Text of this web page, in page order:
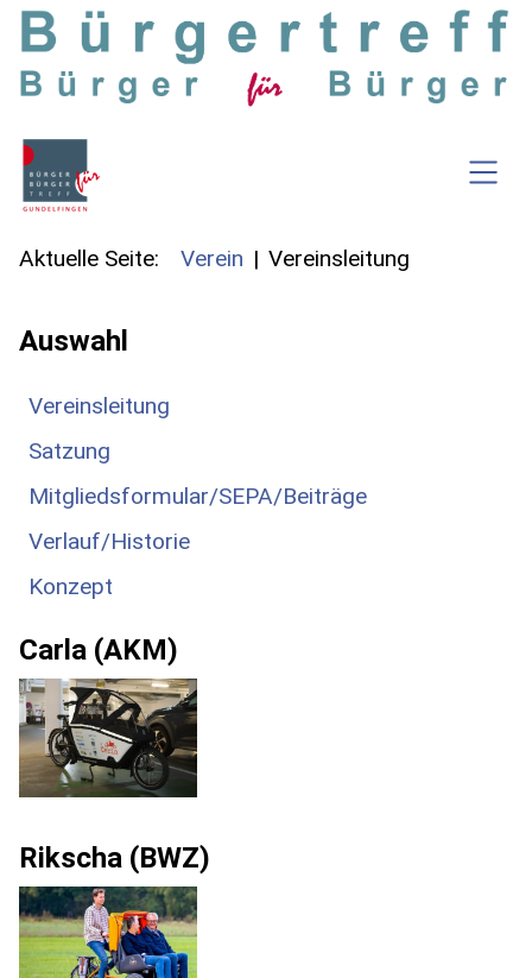
SKIP TO MAIN CONTENT
Aktuelle Seite: Verein Vereinsleitung
Auswahl
Vereinsleitung
Satzung
Mitgliedsformular/SEPA/Beiträge
Verlauf/Historie
Konzept
Carla (AKM)
Rikscha (BWZ)